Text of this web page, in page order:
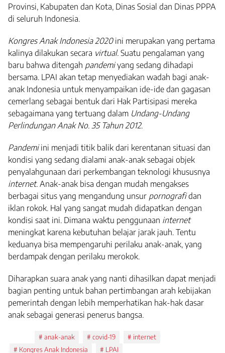
Provinsi, Kabupaten dan Kota, Dinas Sosial dan Dinas PPPA
di seluruh Indonesia.
Kongres Anak Indonesia 2020ini merupakan yang pertama
kalinya dilakukan secara virtual. Suatu pengalaman yang
baru bahwa ditengah pandemiyang sedang dihadapi
bersama. LPAI akan tetap menyediakan wadah bagi anak-
anak Indonesia untuk menyampaikan ide-ide dan gagasan
cemerlang sebagai bentuk dari Hak Partisipasi mereka
sebagaimana yang tertuang dalam Undang-Undang
Perlindungan Anak No. 35 Tahun 2012.
Pandemiini menjadi titik balik dari kerentanan situasi dan
kondisi yang sedang dialami anak-anak sebagai objek
penyalahgunaan dari perkembangan teknologi khususnya
internet. Anak-anak bisa dengan mudah mengakses
berbagai situs yang mengandung unsur pornografidan
iklan rokok. Hal yang sangat mudah didapatkan dengan
kondisi saat ini. Dimana waktu penggunaan internet
meningkat karena kebutuhan belajar jarak jauh. Tentu
keduanya bisa mempengaruhi perilaku anak-anak, yang
berdampak dengan perilaku merokok.
Diharapkan suara anak yang nanti dihasilkan dapat menjadi
bagian penting untuk bahan pertimbangan arah kebijakan
pemerintah dengan lebih memperhatikan hak-hak dasar
anak sebagai generasi penerus bangsa.
anak-anak covid-19
internet
Kongres Anak Indonesia
LPAI